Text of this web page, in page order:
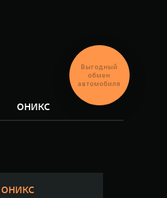
ОНИКС
ОНИКС
Выгодный
обмен
автомобиля